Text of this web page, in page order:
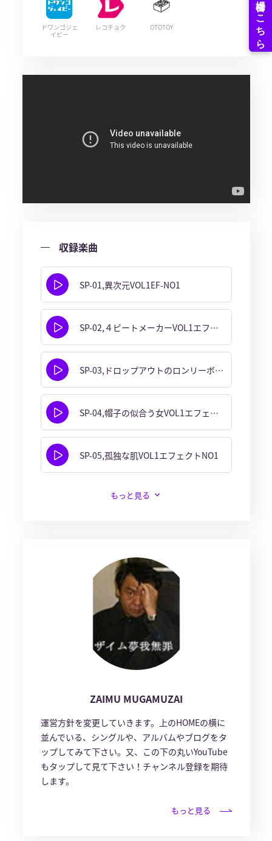
ドワンゴジェ
イピー
レコチョク OTOTOY
収録楽曲
SP-01,異次元VOL1EF-NO1
SP-02,４ビートメーカーVOL1エフェクト1
SP-03,ドロップアウトのロンリーボーイVOL1
SP-04,帽子の似合う女VOL1エフェクトNO1
SP-05,孤独な肌VOL1エフェクトNO1
もっと見る
ZAIMU MUGAMUZAI
運営方針を変更していきます。上のHOMEの横に
並んでいる、シングルや、アルバムやブログをタ
ップしてみて下さい。又、この下の丸いYouTube
もタップして見て下さい！チャンネル登録を期待
します。
もっと見る